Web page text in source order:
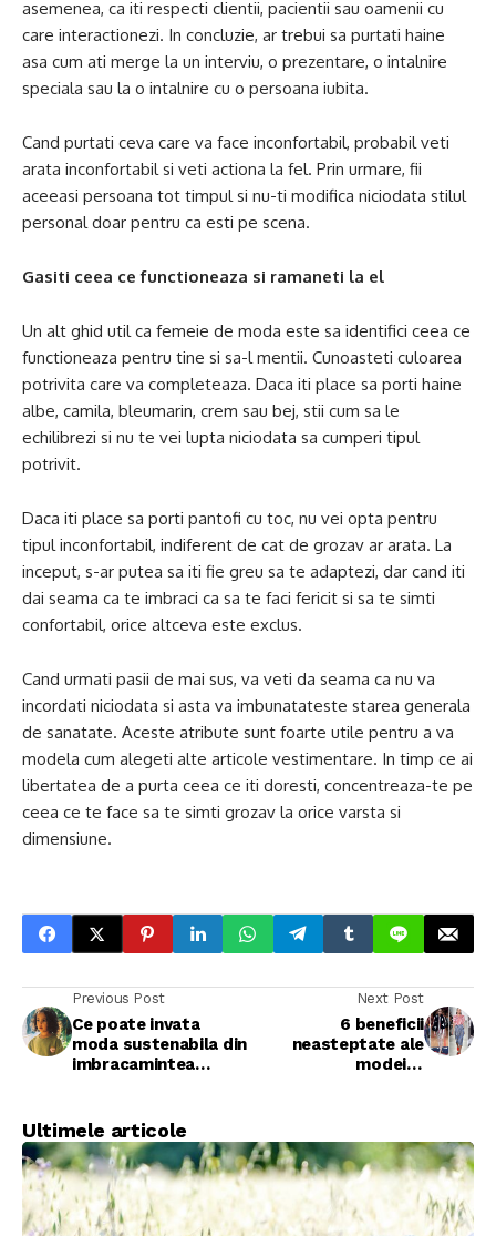
asemenea, ca iti respecti clientii, pacientii sau oamenii cu
care interactionezi. In concluzie, ar trebui sa purtati haine
asa cum ati merge la un interviu, o prezentare, o intalnire
speciala sau la o intalnire cu o persoana iubita.
Cand purtati ceva care va face inconfortabil, probabil veti
arata inconfortabil si veti actiona la fel. Prin urmare, fii
aceeasi persoana tot timpul si nu-ti modifica niciodata stilul
personal doar pentru ca esti pe scena.
Gasiti ceea ce functioneaza si ramaneti la el
Un alt ghid util ca femeie de moda este sa identifici ceea ce
functioneaza pentru tine si sa-l mentii. Cunoasteti culoarea
potrivita care va completeaza. Daca iti place sa porti haine
albe, camila, bleumarin, crem sau bej, stii cum sa le
echilibrezi si nu te vei lupta niciodata sa cumperi tipul
potrivit.
Daca iti place sa porti pantofi cu toc, nu vei opta pentru
tipul inconfortabil, indiferent de cat de grozav ar arata. La
inceput, s-ar putea sa iti fie greu sa te adaptezi, dar cand iti
dai seama ca te imbraci ca sa te faci fericit si sa te simti
confortabil, orice altceva este exclus.
Cand urmati pasii de mai sus, va veti da seama ca nu va
incordati niciodata si asta va imbunatateste starea generala
de sanatate. Aceste atribute sunt foarte utile pentru a va
modela cum alegeti alte articole vestimentare. In timp ce ai
libertatea de a purta ceea ce iti doresti, concentreaza-te pe
ceea ce te face sa te simti grozav la orice varsta si
dimensiune.
Previous Post
Ce poate invata
moda sustenabila din
imbracamintea
Next Post
6 beneficii
neasteptate ale
modei in
Ultimele articole